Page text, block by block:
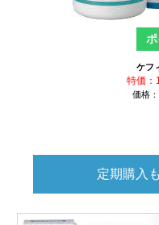
ケフ
特価：
価格
定期購入